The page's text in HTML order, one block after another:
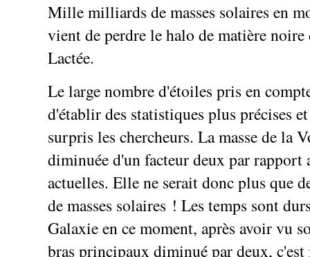
Mille milliards de masses solaires en
vient de perdre le halo de matière
Lactée.
Le large nombre d'étoiles pris en
d'établir des statistiques plus précises
surpris les chercheurs. La masse de la
diminuée d'un facteur deux par rapport
actuelles. Elle ne serait donc plus que
de masses solaires ! Les temps sont
Galaxie en ce moment, après avoir vu
bras principaux diminué par deux, c'est